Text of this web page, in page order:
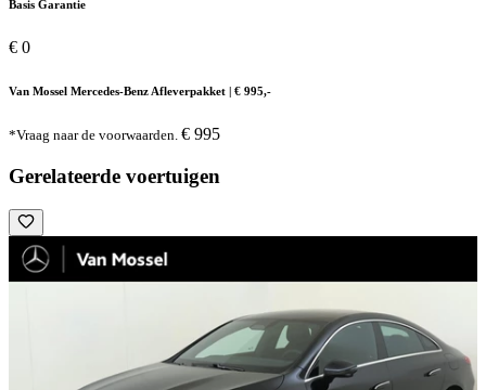
Basis Garantie
€ 0
Van Mossel Mercedes-Benz Afleverpakket | € 995,-
*Vraag naar de voorwaarden. € 995
Gerelateerde voertuigen